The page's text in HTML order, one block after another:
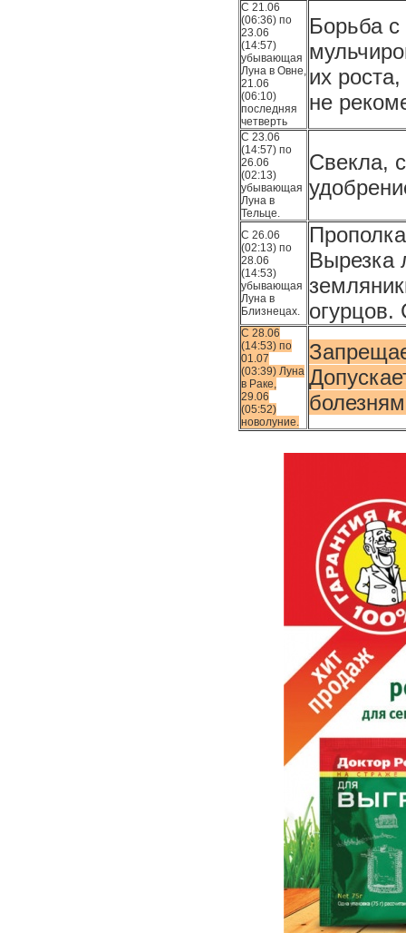
С 21.06
(06:36) по
23.06
(14:57)
убывающая
Луна в Овне,
21.06
(06:10)
последняя
четверть
Борьба
их
не
С 23.06
(14:57) по
26.06
(02:13)
убывающая
Луна в
Тельце.
Свекла,
С 26.06
(02:13) по
28.06
(14:53)
убывающая
Луна в
Близнецах.
Вырезка
огурцов.
С 28.06
(14:53) по
01.07
(03:39) Луна
в Раке,
29.06
(05:52)
новолуние.